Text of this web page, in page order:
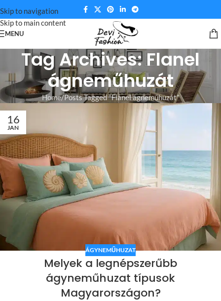
Skip to navigation
Skip to main content
MENU
Tag Archives: Flanel
ágneműhuzát
Home Posts Tagged "Flanel ágneműhuzát"
16
JAN
ÁGYNEMŰHUZAT
Melyek a legnépszerűbb
ágyneműhuzat típusok
Magyarországon?